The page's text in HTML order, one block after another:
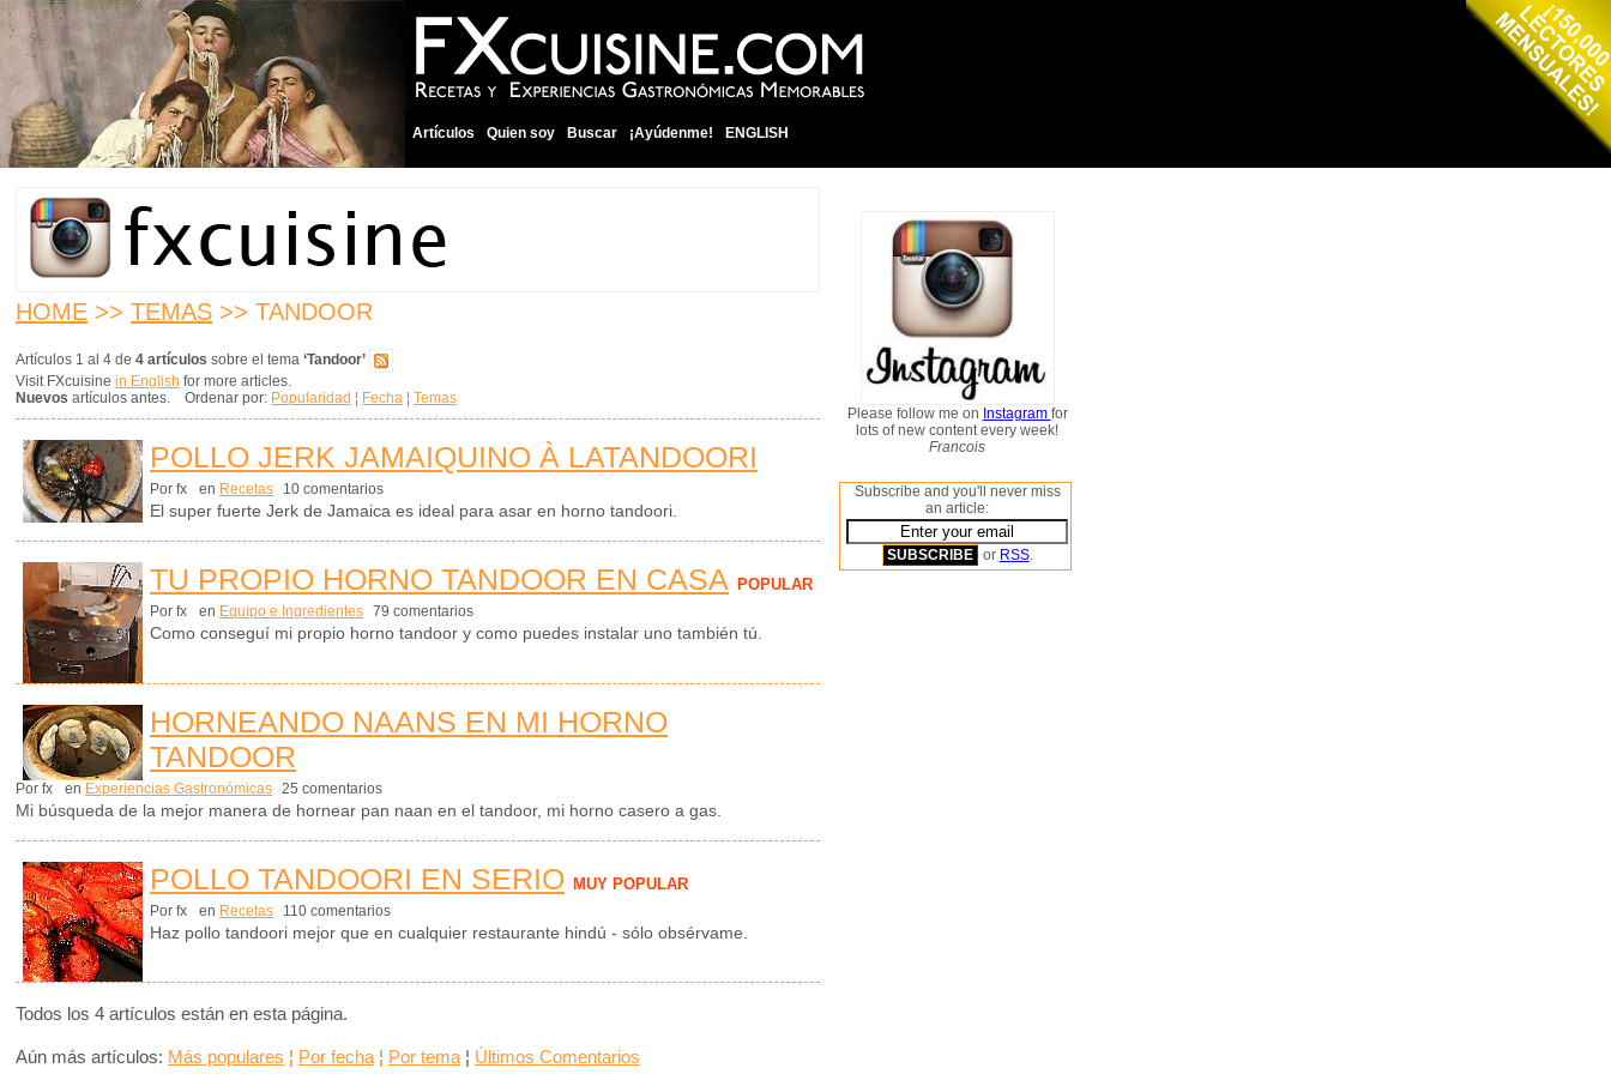
Artículos Quien soy Buscar ¡Ayúdenme! ENGLISH
HOME >> TEMAS >> TANDOOR
Artículos 1 al 4 de 4 artículos sobre el tema ‘Tandoor’
Visit FXcuisine in English for more articles.
Nuevos artículos antes. Ordenar por: Popularidad ¦ Fecha ¦ Temas
POLLO JERK JAMAIQUINO À LATANDOORI
Por fx en Recetas 10 comentarios
El super fuerte Jerk de Jamaica es ideal para asar en horno tandoori.
TU PROPIO HORNO TANDOOR EN CASA POPULAR
Por fx en Equipo e Ingredientes 79 comentarios
Como conseguí mi propio horno tandoor y como puedes instalar uno también tú.
HORNEANDO NAANS EN MI HORNO
TANDOOR
Por fx en Experiencias Gastronómicas 25 comentarios
Mi búsqueda de la mejor manera de hornear pan naan en el tandoor, mi horno casero a gas.
POLLO TANDOORI EN SERIO MUY POPULAR
Por fx en Recetas 110 comentarios
Haz pollo tandoori mejor que en cualquier restaurante hindú - sólo obsérvame.
Todos los 4 artículos están en esta página.
Aún más artículos: Más populares ¦ Por fecha¦ Por tema¦ Últimos Comentarios
Please follow me on Instagram for
lots of new content every week!
Francois
Subscribe and you'll never miss
an article:
or RSS.